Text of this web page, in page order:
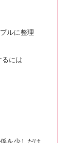
ルに整理
には